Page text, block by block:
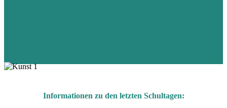
Informationen zu den letzten Schultagen: